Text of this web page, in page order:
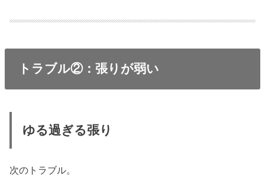
トラブル②：張りが弱い
ゆる過ぎる張り
次のトラブル。